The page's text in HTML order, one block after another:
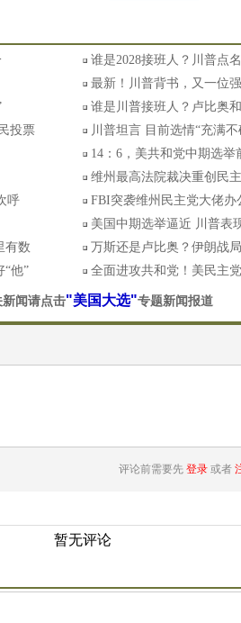
谁是2028接班人？川普点
最新！川普背书，又一位
谁是川普接班人？卢比奥
投票
川普坦言 目前选情“充满不
14：6，美共和党中期选举
维州最高法院裁决重创民
呼
FBI突袭维州民主党大佬办
美国中期选举逼近 川普表
有数
万斯还是卢比奥？伊朗战
“他”
全面进攻共和党！美民主
闻请点击"美国大选"专题新闻报道
评论前需要先 登录 或者
暂无评论